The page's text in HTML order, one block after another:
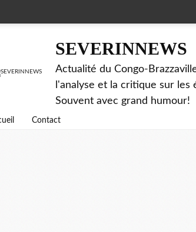
SEVERINNEWS
Actualité du Congo-
l'analyse et la critique sur
Souvent avec grand humour!
Contact